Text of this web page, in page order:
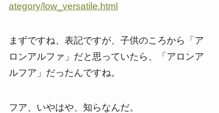
ategory/low_versatile.html
まずですね、表記ですが、子供のころから「ア
ロンアルファ」だと思っていたら、「アロンア
ルフア」だったんですね。
フア、いやはや、知らなんだ。